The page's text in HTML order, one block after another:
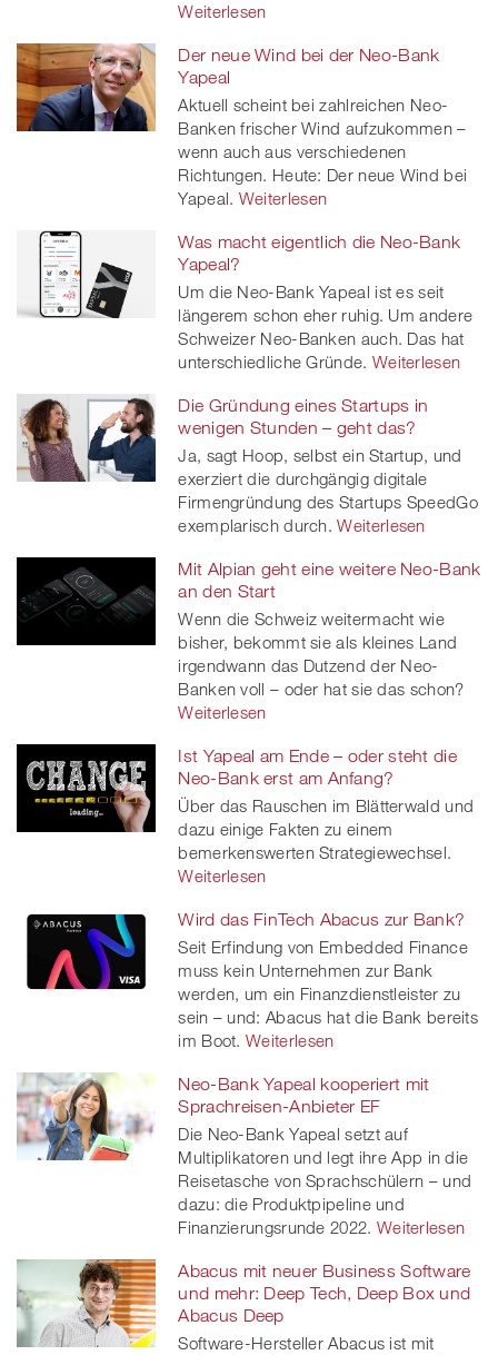
Weiterlesen
Der neue Wind bei der Neo-Bank
Yapeal
Aktuell scheint bei zahlreichen Neo-
Banken frischer Wind aufzukommen –
wenn auch aus verschiedenen
Richtungen. Heute: Der neue Wind bei
Yapeal. Weiterlesen
Was macht eigentlich die Neo-Bank
Yapeal?
Um die Neo-Bank Yapeal ist es seit
längerem schon eher ruhig. Um andere
Schweizer Neo-Banken auch. Das hat
unterschiedliche Gründe. Weiterlesen
Die Gründung eines Startups in
wenigen Stunden – geht das?
Ja, sagt Hoop, selbst ein Startup, und
exerziert die durchgängig digitale
Firmengründung des Startups SpeedGo
exemplarisch durch. Weiterlesen
Mit Alpian geht eine weitere Neo-Bank
an den Start
Wenn die Schweiz weitermacht wie
bisher, bekommt sie als kleines Land
irgendwann das Dutzend der Neo-
Banken voll – oder hat sie das schon?
Weiterlesen
Ist Yapeal am Ende – oder steht die
Neo-Bank erst am Anfang?
Über das Rauschen im Blätterwald und
dazu einige Fakten zu einem
bemerkenswerten Strategiewechsel.
Weiterlesen
Wird das FinTech Abacus zur Bank?
Seit Erfindung von Embedded Finance
muss kein Unternehmen zur Bank
werden, um ein Finanzdienstleister zu
sein – und: Abacus hat die Bank bereits
im Boot. Weiterlesen
Neo-Bank Yapeal kooperiert mit
Sprachreisen-Anbieter EF
Die Neo-Bank Yapeal setzt auf
Multiplikatoren und legt ihre App in die
Reisetasche von Sprachschülern – und
dazu: die Produktpipeline und
Finanzierungsrunde 2022. Weiterlesen
Abacus mit neuer Business Software
und mehr: Deep Tech, Deep Box und
Abacus Deep
Software-Hersteller Abacus ist mit